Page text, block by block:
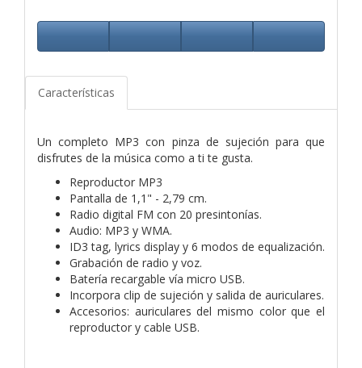
Características
Un completo MP3 con pinza de sujeción para que
disfrutes de la música como a ti te gusta.
Reproductor MP3
Pantalla de 1,1" - 2,79 cm.
Radio digital FM con 20 presintonías.
Audio: MP3 y WMA.
ID3 tag, lyrics display y 6 modos de equalización.
Grabación de radio y voz.
Batería recargable vía micro USB.
Incorpora clip de sujeción y salida de auriculares.
Accesorios: auriculares del mismo color que el
reproductor y cable USB.